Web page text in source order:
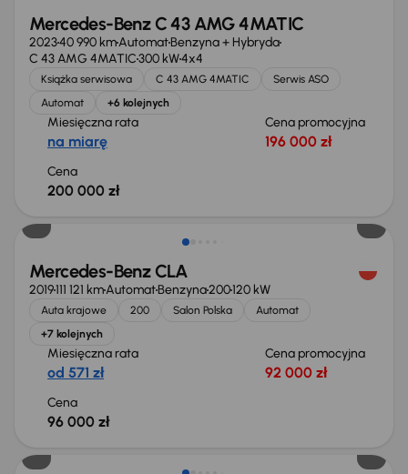
Mercedes-Benz C 43 AMG 4MATIC
202340 990 kmAutomatBenzyna + Hybryda
C 43 AMG 4MATIC300 kW4x4
Książka serwisowa C 43 AMG 4MATIC
Serwis ASO
Automat
+6 kolejnych
Miesięczna rata
na miarę
Cena promocyjna
196 000 zł
Cena
200 000 zł
Mercedes-Benz CLA
2019111 121 kmAutomatBenzyna200120 kW
Auta krajowe 200 Salon Polska
Automat
+7 kolejnych
Miesięczna rata
od 571 zł
Cena promocyjna
92 000 zł
Cena
96 000 zł
Taniej o 1 000 zł